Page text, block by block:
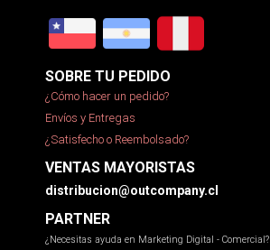
SOBRE TU PEDIDO
¿Cómo hacer un pedido?
Envíos y Entregas
¿Satisfecho o Reembolsado?
VENTAS MAYORISTAS
distribucion@outcompany.cl
PARTNER
¿Necesitas ayuda en Marketing Digital - Comercial?